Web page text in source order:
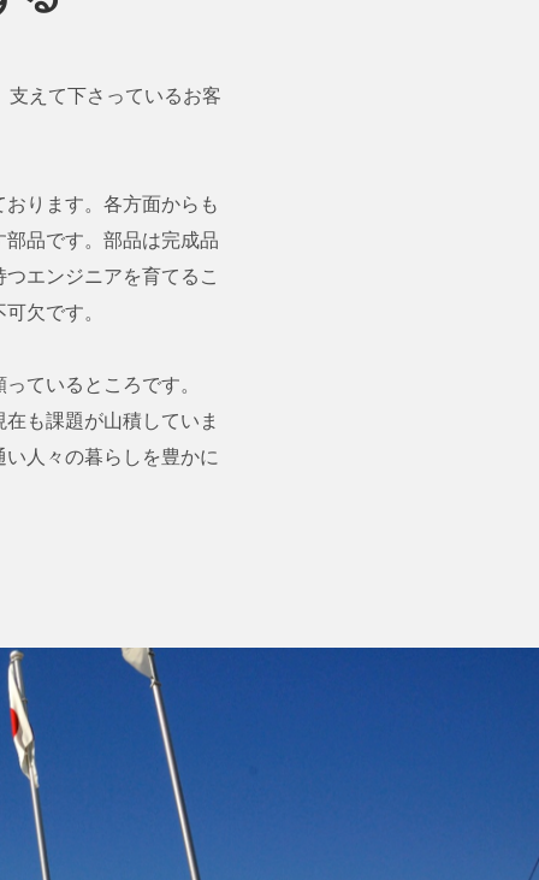
えて下さっているお客
ります。各方面からも
品です。部品は完成品
エンジニアを育てるこ
欠です。
ているところです。
も課題が山積していま
人々の暮らしを豊かに